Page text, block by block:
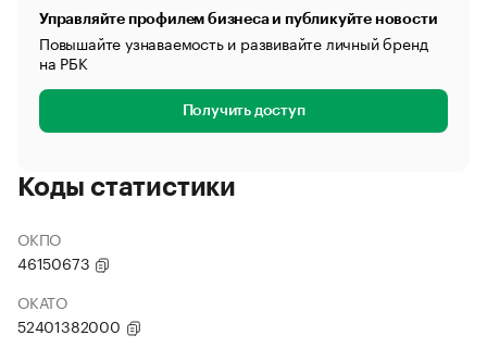
Управляйте профилем бизнеса и публикуйте новости
Повышайте узнаваемость и развивайте личный бренд
на РБК
Получить доступ
Коды статистики
ОКПО
46150673
ОКАТО
52401382000